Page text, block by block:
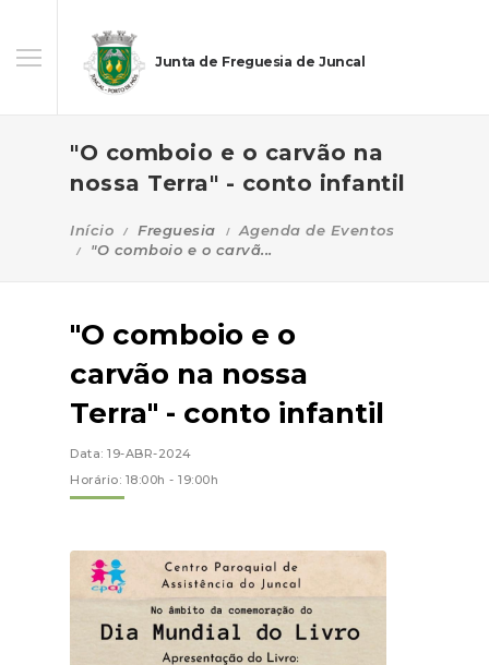
Junta de Freguesia de Juncal
"O comboio e o carvão na
nossa Terra" - conto infantil
Início Freguesia
Agenda de Eventos
"O comboio e o carvã...
"O comboio e o
carvão na nossa
Terra" - conto infantil
Data: 19-ABR-2024
Horário: 18:00h - 19:00h